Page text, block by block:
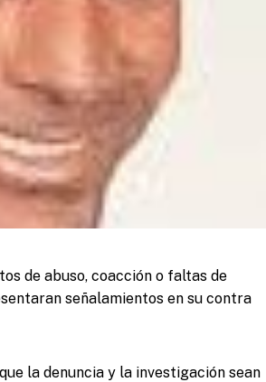
de abuso, coacción o faltas de
señalamientos en su contra
la denuncia y la investigación sean